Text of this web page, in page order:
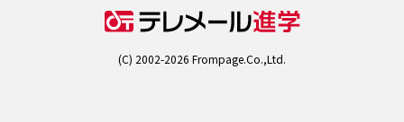
(C) 2002-2026 Frompage.Co.,Ltd.